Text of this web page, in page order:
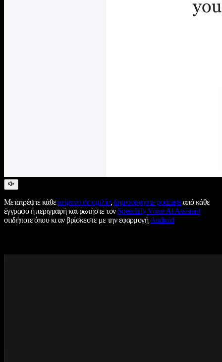
Μετατρέψτε κάθεκείμενο σε ομιλία,δημιουργήστε podcastsαπό κάθε
έγγραφο ή περιγραφή και ρωτήστε τον Speechify Voice AI Assistant
οτιδήποτε όπου κι αν βρίσκεστε με την εφαρμογήAndroid